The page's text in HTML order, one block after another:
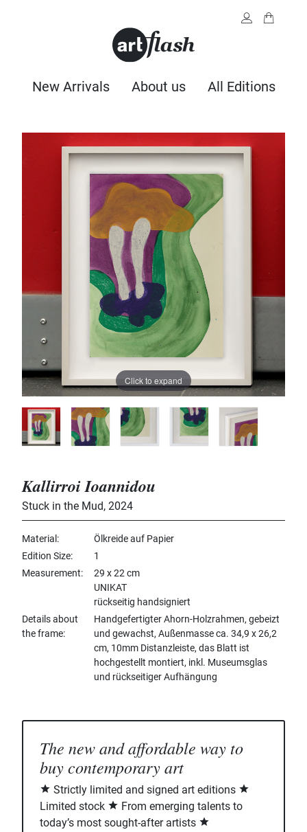
New Arrivals About us All Editions
Click to expand
Kallirroi Ioannidou
Stuck in the Mud, 2024
Material
Ölkreide auf Papier
Edition Size
1
Measurement
29 x 22 cm
UNIKAT
rückseitig handsigniert
Details about
the frame
Handgefertigter Ahorn-Holzrahmen, gebeizt
und gewachst, Außenmasse ca. 34,9 x 26,2
cm, 10mm Distanzleiste, das Blatt ist
hochgestellt montiert, inkl. Museumsglas
und rückseitiger Aufhängung
The new and affordable way to
buy contemporary art
Strictly limited and signed art editions
Limited stock
From emerging talents to
today’s most sought-after artists